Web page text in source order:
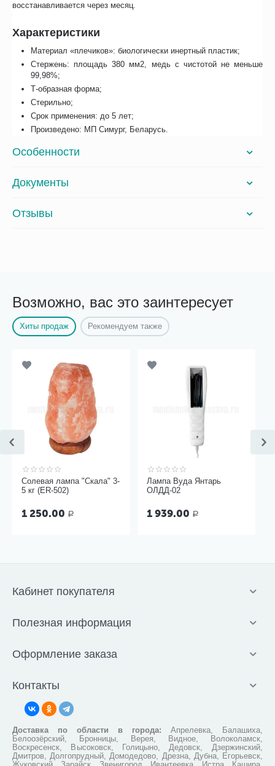
восстанавливается через месяц.
Характеристики
Материал «плечиков»: биологически инертный пластик;
Стержень: площадь 380 мм2, медь с чистотой не меньше
99,98%;
Т-образная форма;
Стерильно;
Срок применения: до 5 лет;
Произведено: МП Симург, Беларусь.
Особенности
Документы
Отзывы
Возможно, вас это заинтересует
Хиты продаж Рекомендуем также
Солевая лампа "Скала" 3-
5 кг (ER-502)
1 250.00 Р
Лампа Вуда Янтарь
ОЛДД-02
1 939.00 Р
Кабинет покупателя
Полезная информация
Оформление заказа
Контакты
Доставка по области в города: Апрелевка, Балашиха,
Белоозёрский, Бронницы, Верея, Видное, Волоколамск,
Воскресенск, Высоковск, Голицыно, Дедовск, Дзержинский,
Дмитров, Долгопрудный, Домодедово, Дрезна, Дубна, Егорьевск,